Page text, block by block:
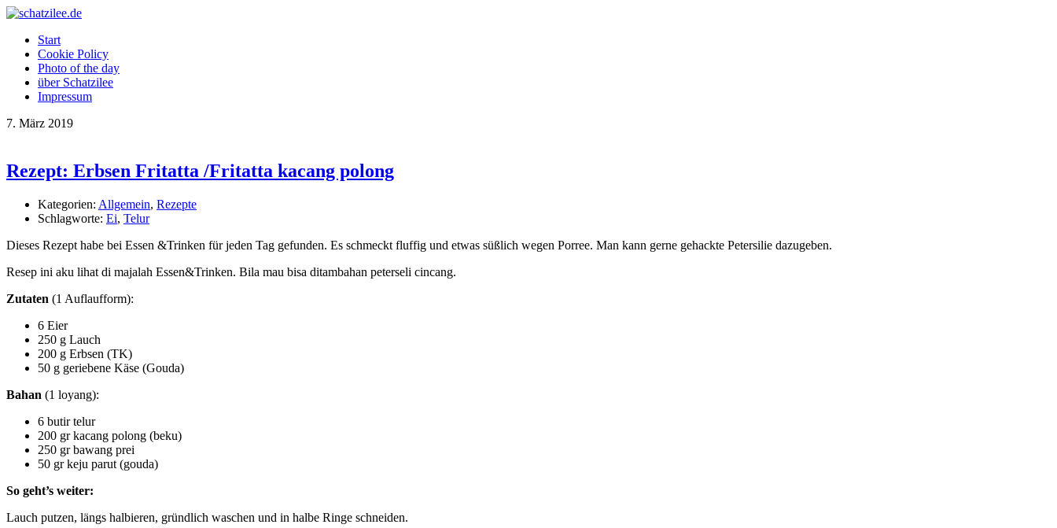
Start
Cookie Policy
Photo of the day
über Schatzilee
Impressum
7. März 2019
Rezept: Erbsen Fritatta /Fritatta kacang polong
Kategorien: Allgemein, Rezepte
Schlagworte: Ei, Telur
Dieses Rezept habe bei Essen &Trinken für jeden Tag gefunden. Es schmeckt fluffig und etwas süßlich wegen Porree. Man kann gerne gehackte Petersilie dazugeben.
Resep ini aku lihat di majalah Essen&Trinken. Bila mau bisa ditambahan peterseli cincang.
Zutaten (1 Auflaufform):
6 Eier
250 g Lauch
200 g Erbsen (TK)
50 g geriebene Käse (Gouda)
Bahan (1 loyang):
6 butir telur
200 gr kacang polong (beku)
250 gr bawang prei
50 gr keju parut (gouda)
So geht’s weiter:
Lauch putzen, längs halbieren, gründlich waschen und in halbe Ringe schneiden.